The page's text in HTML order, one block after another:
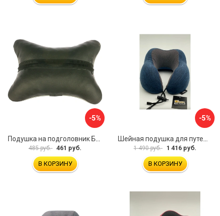
-5%
485 руб. 461 руб.
В КОРЗИНУ
-5%
1 490 руб. 1 416 руб.
В КОРЗИНУ